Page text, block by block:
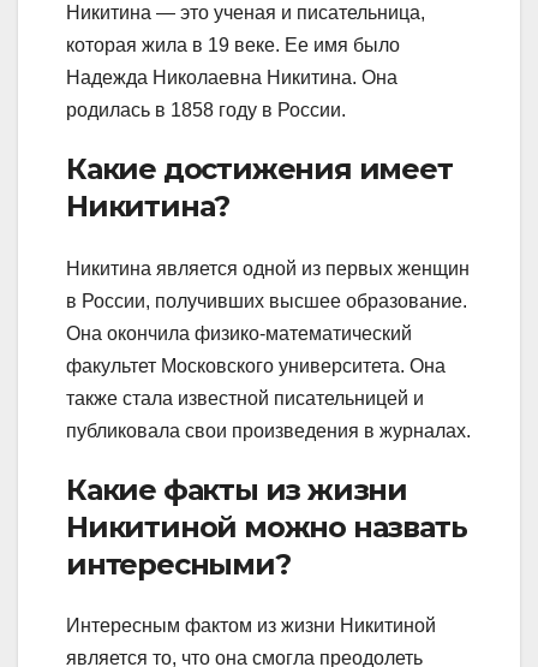
Никитина — это ученая и писательница,
которая жила в 19 веке. Ее имя было
Надежда Николаевна Никитина. Она
родилась в 1858 году в России.
Какие достижения имеет
Никитина?
Никитина является одной из первых женщин
в России, получивших высшее образование.
Она окончила физико-математический
факультет Московского университета. Она
также стала известной писательницей и
публиковала свои произведения в журналах.
Какие факты из жизни
Никитиной можно назвать
интересными?
Интересным фактом из жизни Никитиной
является то, что она смогла преодолеть